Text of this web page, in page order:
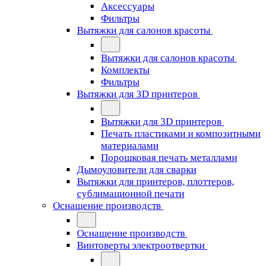
Аксессуары
Фильтры
Вытяжки для салонов красоты
Вытяжки для салонов красоты
Комплекты
Фильтры
Вытяжки для 3D принтеров
Вытяжки для 3D принтеров
Печать пластиками и композитными
материалами
Порошковая печать металлами
Дымоуловители для сварки
Вытяжки для принтеров, плоттеров,
сублимационной печати
Оснащение производств
Оснащение производств
Винтоверты электроотвертки